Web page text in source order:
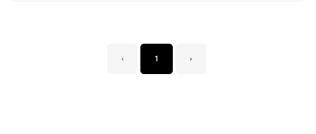
‹ 1 ›